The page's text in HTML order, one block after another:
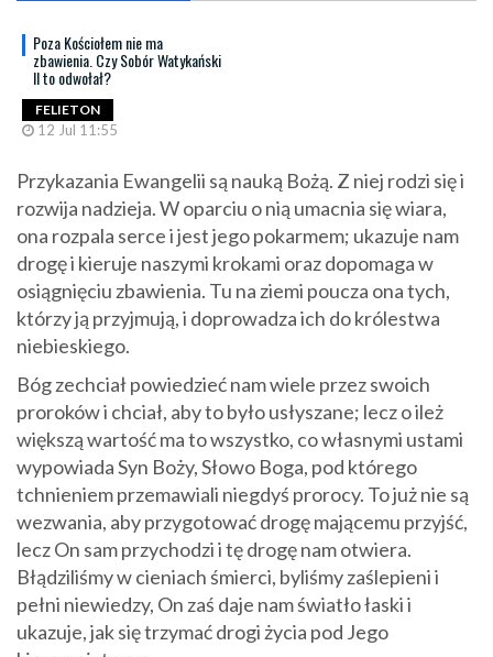
Poza Kościołem nie ma
zbawienia. Czy Sobór Watykański
II to odwołał?
FELIETON
12 Jul 11:55
Przykazania Ewangelii są nauką Bożą. Z niej rodzi się i
rozwija nadzieja. W oparciu o nią umacnia się wiara,
ona rozpala serce i jest jego pokarmem; ukazuje nam
drogę i kieruje naszymi krokami oraz dopomaga w
osiągnięciu zbawienia. Tu na ziemi poucza ona tych,
którzy ją przyjmują, i doprowadza ich do królestwa
niebieskiego.
Bóg zechciał powiedzieć nam wiele przez swoich
proroków i chciał, aby to było usłyszane; lecz o ileż
większą wartość ma to wszystko, co własnymi ustami
wypowiada Syn Boży, Słowo Boga, pod którego
tchnieniem przemawiali niegdyś prorocy. To już nie są
wezwania, aby przygotować drogę mającemu przyjść,
lecz On sam przychodzi i tę drogę nam otwiera.
Błądziliśmy w cieniach śmierci, byliśmy zaślepieni i
pełni niewiedzy, On zaś daje nam światło łaski i
ukazuje, jak się trzymać drogi życia pod Jego